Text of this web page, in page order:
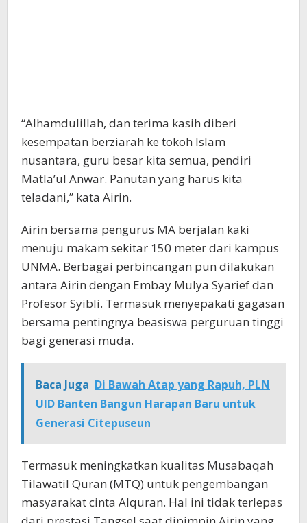
“Alhamdulillah, dan terima kasih diberi
kesempatan berziarah ke tokoh Islam
nusantara, guru besar kita semua, pendiri
Matla’ul Anwar. Panutan yang harus kita
teladani,” kata Airin.
Airin bersama pengurus MA berjalan kaki
menuju makam sekitar 150 meter dari kampus
UNMA. Berbagai perbincangan pun dilakukan
antara Airin dengan Embay Mulya Syarief dan
Profesor Syibli. Termasuk menyepakati gagasan
bersama pentingnya beasiswa perguruan tinggi
bagi generasi muda.
Baca Juga Di Bawah Atap yang Rapuh, PLN
UID Banten Bangun Harapan Baru untuk
Generasi Citepuseun
Termasuk meningkatkan kualitas Musabaqah
Tilawatil Quran (MTQ) untuk pengembangan
masyarakat cinta Alquran. Hal ini tidak terlepas